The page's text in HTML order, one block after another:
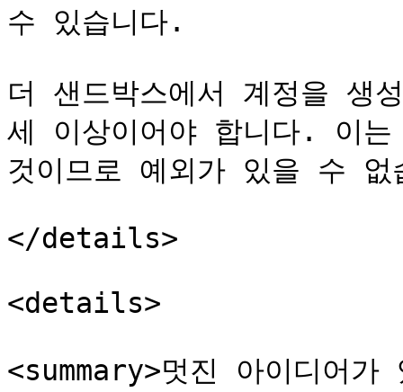
수 있습니다.
더 샌드박스에서 계정을 생
세 이상이어야 합니다. 이는
것이므로 예외가 있을 수 없
</details>
<details>
<summary>멋진 아이디어